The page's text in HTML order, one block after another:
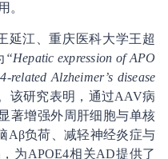
。
延江、重庆医科大学王超
“Hepatic expression of APO
related Alzheimer’s disease
该研究表明，通过AAV病
著增强外周肝细胞与单核
Aβ负荷、减轻神经炎症与
为APOE4相关AD提供了